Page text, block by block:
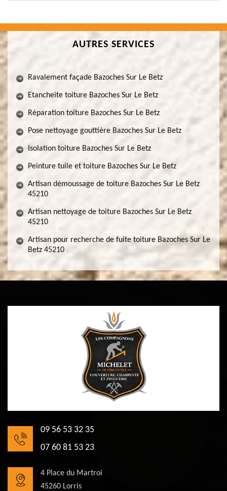
AUTRES SERVICES
Ravalement façade Bazoches Sur Le Betz
Etancheite toiture Bazoches Sur Le Betz
Réparation toiture Bazoches Sur Le Betz
Pose nettoyage gouttière Bazoches Sur Le Betz
Isolation toiture Bazoches Sur Le Betz
Peinture tuile et toiture Bazoches Sur Le Betz
Artisan démoussage de toiture Bazoches Sur Le Betz
45210
Artisan nettoyage de toiture Bazoches Sur Le Betz
45210
Artisan pour recherche de fuite toiture Bazoches Sur Le
Betz 45210
09 56 53 32 35
07 60 81 53 23
4 Place du Martroi
45260 Lorris